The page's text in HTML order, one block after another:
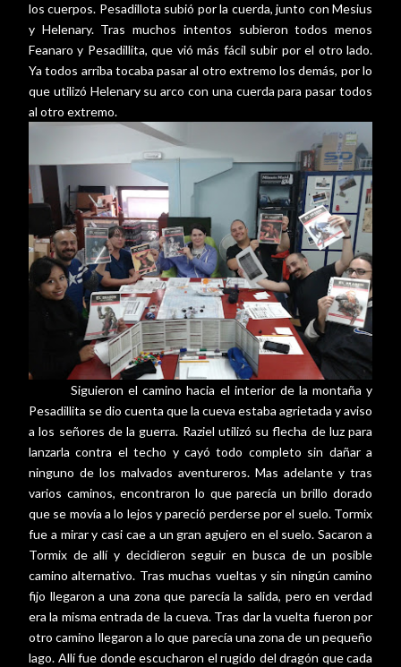
los cuerpos. Pesadillota subió por la cuerda, junto con Mesius
y Helenary. Tras muchos intentos subieron todos menos
Feanaro y Pesadillita, que vió más fácil subir por el otro lado.
Ya todos arriba tocaba pasar al otro extremo los demás, por lo
que utilizó Helenary su arco con una cuerda para pasar todos
al otro extremo.
Siguieron el camino hacia el interior de la montaña y
Pesadillita se dio cuenta que la cueva estaba agrietada y aviso
a los señores de la guerra. Raziel utilizó su flecha de luz para
lanzarla contra el techo y cayó todo completo sin dañar a
ninguno de los malvados aventureros. Mas adelante y tras
varios caminos, encontraron lo que parecía un brillo dorado
que se movía a lo lejos y pareció perderse por el suelo. Tormix
fue a mirar y casi cae a un gran agujero en el suelo. Sacaron a
Tormix de allí y decidieron seguir en busca de un posible
camino alternativo. Tras muchas vueltas y sin ningún camino
fijo llegaron a una zona que parecía la salida, pero en verdad
era la misma entrada de la cueva. Tras dar la vuelta fueron por
otro camino llegaron a lo que parecía una zona de un pequeño
lago. Allí fue donde escucharon el rugido del dragón que cada